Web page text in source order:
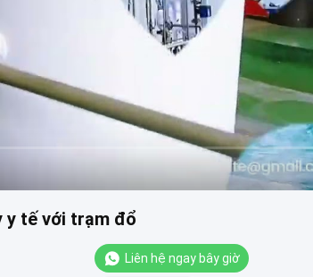
y tế với trạm đổ
Liên hệ ngay bây giờ